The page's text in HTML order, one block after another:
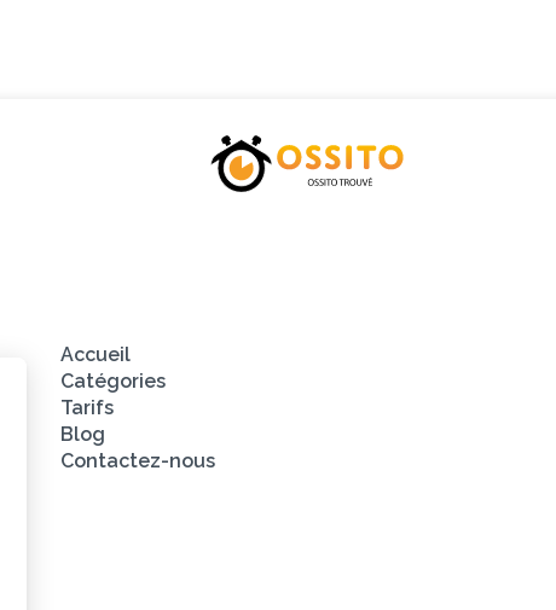
Accueil
Catégories
Tarifs
Blog
Contactez-nous